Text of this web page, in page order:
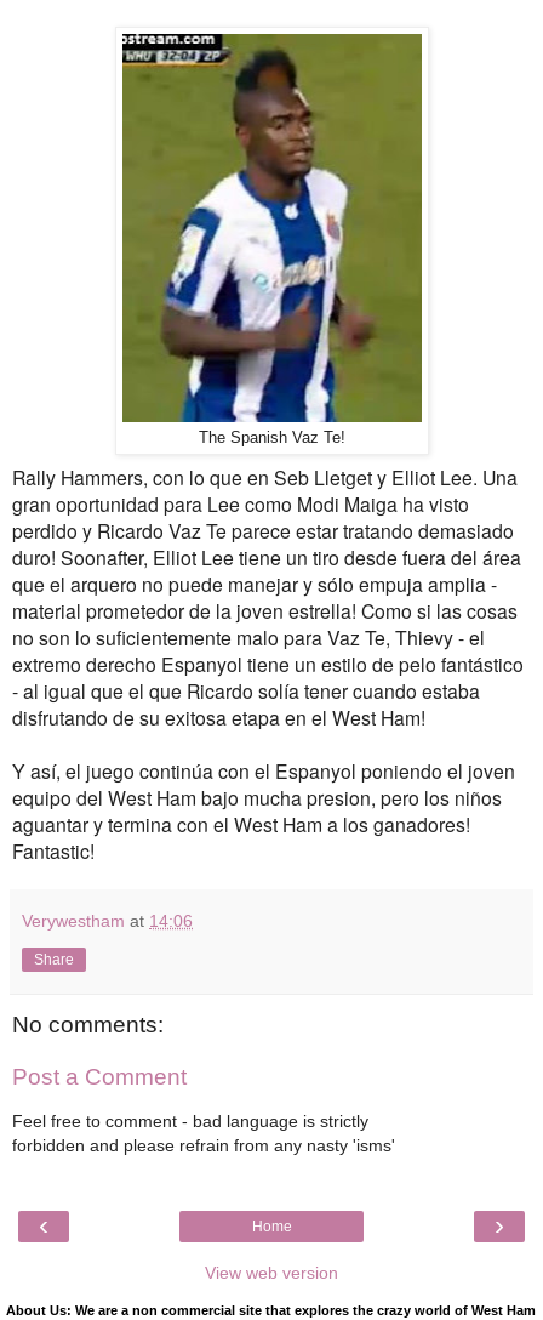
The Spanish Vaz Te!
Rally Hammers, con lo que en Seb Lletgety Elliot Lee. Una
gran oportunidad para Lee como Modi Maiga havisto
perdido y Ricardo Vaz Te parece estartratando demasiado
duro! Soonafter, Elliot Lee tiene un tiro desde fuera del área
que el arquero no puede manejar ysólo empujaamplia-
material prometedorde la joven estrella! Como si las cosas
no son lo suficientemente malo paraVaz Te, Thievy-el
extremo derecho Espanyol tiene un estilo de pelo fantástico
- al igual que el que Ricardo solía tenercuando estaba
disfrutando de su exitosa etapaen el West Ham!
Y así, el juego continúacon el Espanyol poniendo el joven
equipo del West Ham bajo muchapresion, pero los niños
aguantary terminacon el West Ham a los ganadores!
Fantastic!
Verywestham at 14:06
Share
No comments:
Post a Comment
Feel free to comment - bad language is strictly
forbidden and please refrain from any nasty 'isms'
‹ ›
Home
View web version
About Us: We are a non commercial site that explores the crazy world of West Ham